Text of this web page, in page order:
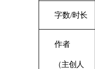
字数/时长
作者
（主创人